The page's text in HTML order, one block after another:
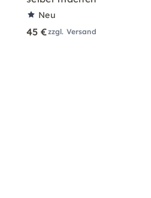
Neu
45 €zzgl. Versand